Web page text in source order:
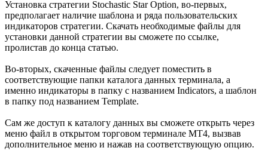
Установка стратегии Stochastic Star Option, во-первых,
предполагает наличие шаблона и ряда пользовательских
индикаторов стратегии. Скачать необходимые файлы для
установки данной стратегии вы сможете по ссылке,
пролистав до конца статью.
Во-вторых, скаченные файлы следует поместить в
соответствующие папки каталога данных терминала, а
именно индикаторы в папку с названием Indicators, а шаблон
в папку под названием Template.
Сам же доступ к каталогу данных вы сможете открыть через
меню файл в открытом торговом терминале МТ4, вызвав
дополнительное меню и нажав на соответствующую опцию.